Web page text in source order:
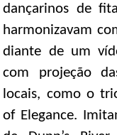
dançarinos de
harmonizavam
diante de um
com projeção
locais, como o
of Elegance.